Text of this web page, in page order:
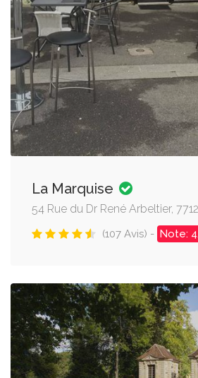
La Marquise
54 Rue du Dr René Arbeltier,
(107 Avis) - Note: